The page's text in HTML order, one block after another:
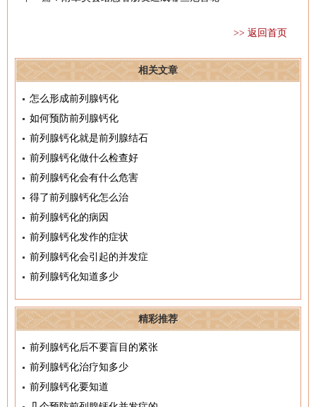
>> 返回首页
相关文章
怎么形成前列腺钙化
如何预防前列腺钙化
前列腺钙化就是前列腺结石
前列腺钙化做什么检查好
前列腺钙化会有什么危害
得了前列腺钙化怎么治
前列腺钙化的病因
前列腺钙化发作的症状
前列腺钙化会引起的并发症
前列腺钙化知道多少
精彩推荐
前列腺钙化后不要盲目的紧张
前列腺钙化治疗知多少
前列腺钙化要知道